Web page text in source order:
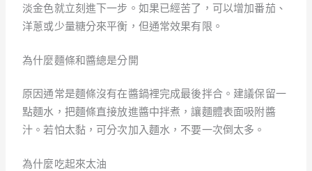
淡金色就立刻進下一步。如果已經苦了，可以增加番茄、
洋蔥或少量糖分來平衡，但通常效果有限。
為什麼麵條和醬總是分開
原因通常是麵條沒有在醬鍋裡完成最後拌合。建議保留一
點麵水，把麵條直接放進醬中拌煮，讓麵體表面吸附醬
汁。若怕太黏，可分次加入麵水，不要一次倒太多。
為什麼吃起來太油